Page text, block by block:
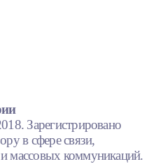
Зарегистрировано
в сфере связи,
массовых коммуникаций.